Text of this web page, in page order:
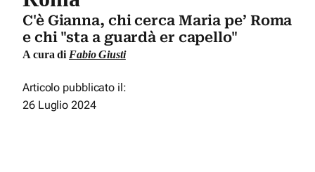
C'è Gianna, chi cerca Maria pe’ Roma
e chi "sta a guardà er capello"
A cura di Fabio Giusti
Articolo pubblicato il:
26 Luglio 2024